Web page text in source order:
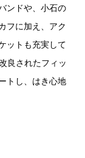
ンドや、小石の
フに加え、アク
ットも充実して
良されたフィッ
トし、はき心地